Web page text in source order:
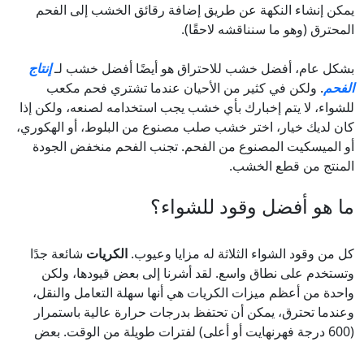
يمكن إنشاء النكهة عن طريق إضافة رقائق الخشب إلى الفحم
المحترق (وهو ما سنناقشه لاحقًا).
بشكل عام، أفضل خشب للاحتراق هو أيضًا أفضل خشب لـإنتاج
الفحم. ولكن في كثير من الأحيان عندما تشتري فحم مكعب
للشواء، لا يتم إخبارك بأي خشب يجب استخدامه لصنعه، ولكن إذا
كان لديك خيار، اختر خشب صلب مصنوع من البلوط، أو الهكوري،
أو الميسكيت المصنوع من الفحم. تجنب الفحم منخفض الجودة
المنتج من قطع الخشب.
ما هو أفضل وقود للشواء؟
كل من وقود الشواء الثلاثة له مزايا وعيوب. الكريات شائعة جدًا
وتستخدم على نطاق واسع. لقد أشرنا إلى بعض قيودها، ولكن
واحدة من أعظم ميزات الكريات هي أنها سهلة التعامل والنقل،
وعندما تحترق، يمكن أن تحتفظ بدرجات حرارة عالية باستمرار
(600 درجة فهرنهايت أو أعلى) لفترات طويلة من الوقت. بعض